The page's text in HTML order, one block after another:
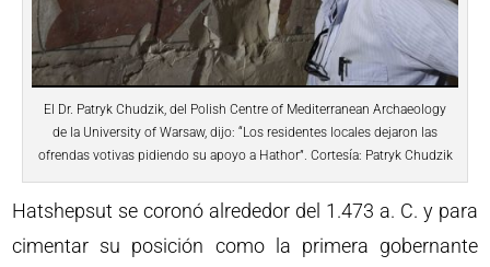
El Dr. Patryk Chudzik, del Polish Centre of Mediterranean Archaeology
de la University of Warsaw, dijo: “Los residentes locales dejaron las
ofrendas votivas pidiendo su apoyo a Hathor”. Cortesía: Patryk Chudzik
Hatshepsut se coronó alrededor del 1.473 a. C. y para
cimentar su posición como la primera gobernante